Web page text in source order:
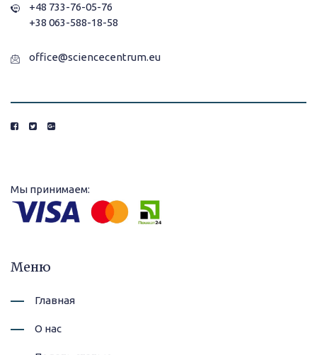
+48 733-76-05-76
+38 063-588-18-58
office@sciencecentrum.eu
Мы принимаем:
Меню
Главная
О нас